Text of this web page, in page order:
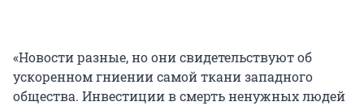
«Новости разные, но они свидетельствуют об
ускоренном гниении самой ткани западного
общества. Инвестиции в смерть ненужных людей